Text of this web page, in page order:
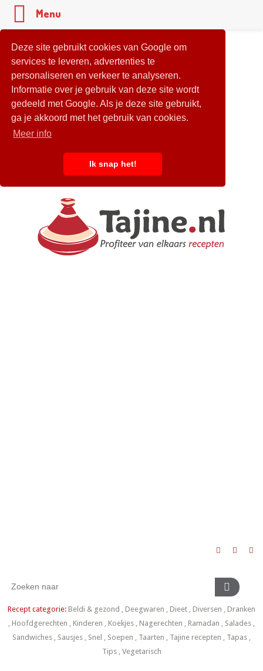
Deze site gebruikt cookies van Google om
services te leveren, advertenties te
personaliseren en verkeer te analyseren.
Informatie over je gebruik van deze site wordt
gedeeld met Google. Als je deze site gebruikt,
ga je akkoord met het gebruik van cookies.
Meer info
Ik snap het!
Recept categorie: Beldi & gezond , Deegwaren , Dieet , Diversen , Dranken
, Hoofdgerechten , Kinderen , Koekjes , Nagerechten , Ramadan , Salades ,
Sandwiches , Sausjes , Snel , Soepen , Taarten , Tajine recepten , Tapas ,
Tips, Vegetarisch
Menu